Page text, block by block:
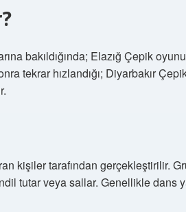
bakıldığında; Elazığ Çepik
tekrar hızlandığı; Diyarbakır
kişiler tarafından gerçekleştirilir.
tutar veya sallar. Genellikle dans